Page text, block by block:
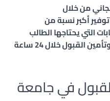
من خلال
أكبر نسبة من
التي يحتاجها الطالب
وتأمين القبول خلال 24 ساعة
في جامعة